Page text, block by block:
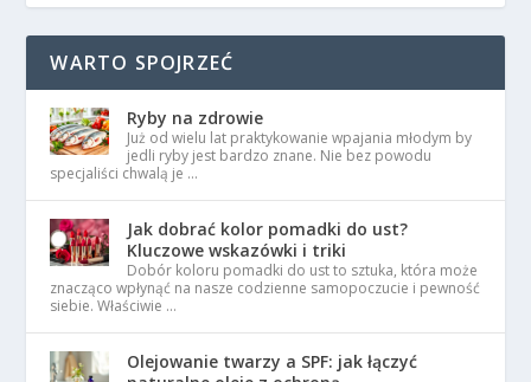
WARTO SPOJRZEĆ
Ryby na zdrowie
Już od wielu lat praktykowanie wpajania młodym by
jedli ryby jest bardzo znane. Nie bez powodu
specjaliści chwalą je …
Jak dobrać kolor pomadki do ust?
Kluczowe wskazówki i triki
Dobór koloru pomadki do ust to sztuka, która może
znacząco wpłynąć na nasze codzienne samopoczucie i pewność
siebie. Właściwie …
Olejowanie twarzy a SPF: jak łączyć